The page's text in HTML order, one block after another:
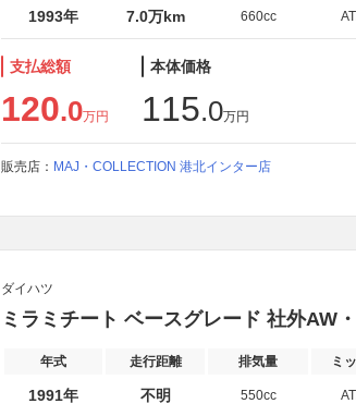
1993年 7.0万km 660cc
支払総額
120.0万円
本体価格
115.0万円
販売店： MAJ・COLLECTION 港北インター店
ダイハツ
ミラミチート ベースグレード 社外AW
年式 走行距離 排気量 ミ
1991年 不明 550cc